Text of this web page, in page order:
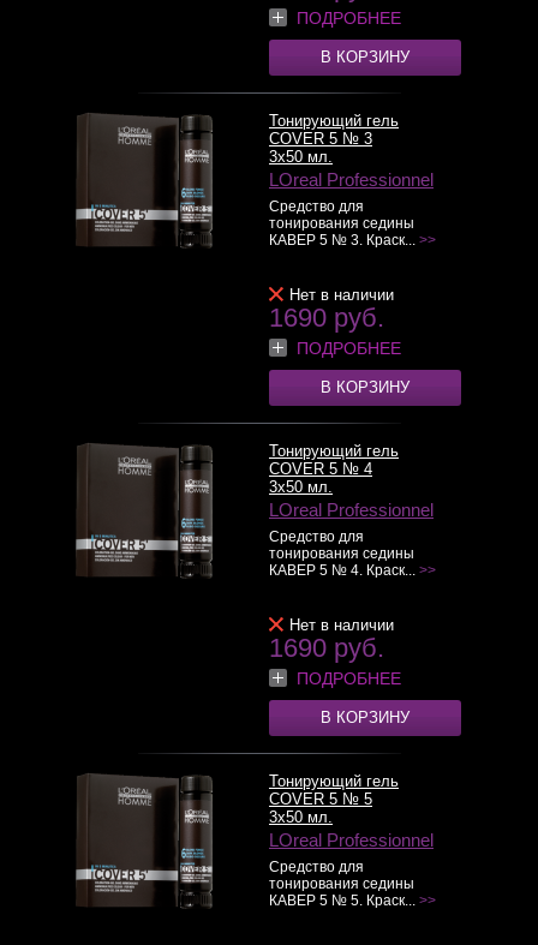
ПОДРОБНЕЕ
В КОРЗИНУ
Тонирующий гель
COVER 5 № 3
3x50 мл.
LOreal Professionnel
Средство для
тонирования седины
КАВЕР 5 № 3. Краск... >>
Нет в наличии
1690 руб.
ПОДРОБНЕЕ
В КОРЗИНУ
Тонирующий гель
COVER 5 № 4
3x50 мл.
LOreal Professionnel
Средство для
тонирования седины
КАВЕР 5 № 4. Краск... >>
Нет в наличии
1690 руб.
ПОДРОБНЕЕ
В КОРЗИНУ
Тонирующий гель
COVER 5 № 5
3x50 мл.
LOreal Professionnel
Средство для
тонирования седины
КАВЕР 5 № 5. Краск... >>